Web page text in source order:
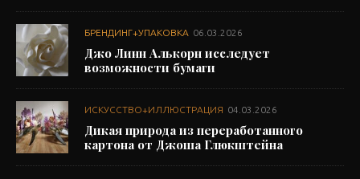
БРЕНДИНГ+УПАКОВКА 06.03.2026
Джо Линн Алькорн исследует
возможности бумаги
ИСКУССТВО+ИЛЛЮСТРАЦИЯ 04.03.2026
Дикая природа из переработанного
картона от Джоша Глюкштейна